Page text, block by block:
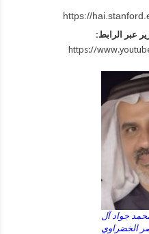
https://
عبر الرابط:
https://
جواد آل
الخضراوي